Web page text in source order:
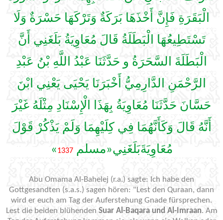
الْبَقَرَةِ فَإِنَّ أَخْذَهَا بَرَكَةٌ وَتَرْكَهَا حَسْرَةٌ وَلَا
تَسْتَطِيعُهَا الْبَطَلَةُ قَالَ مُعَاوِيَةُ بَلَغَنِي أَنَّ
الْبَطَلَةَ السَّحَرَةُ و حَدَّثَنَا عَبْدُ اللَّهِ بْنُ عَبْدِ
الرَّحْمَنِ الدَّارِمِيُّ أَخْبَرَنَا يَحْيَى يَعْنِي ابْنَ
حَسَّانَ حَدَّثَنَا مُعَاوِيَةُ بِهَذَا الْإِسْنَادِ مِثْلَهُ غَيْرَ
أَنَّهُ قَالَ وَكَأَنَّهُمَا فِي كِلَيْهِمَا وَلَمْ يَذْكُرْ قَوْلَ
مُعَاوِيَةَبَلَغَنِي«مسلم1337
»
Abu Omama Al-Bahelej (r.a.) sagte: Ich habe den
Gottgesandten (s.a.s.) sagen hören: "Lest den Quraan, dann
wird er euch am Tag der Auferstehung Gnade fürsprechen.
Lest die beiden blühenden Suar Al-Baqara und Al-Imraan. Am